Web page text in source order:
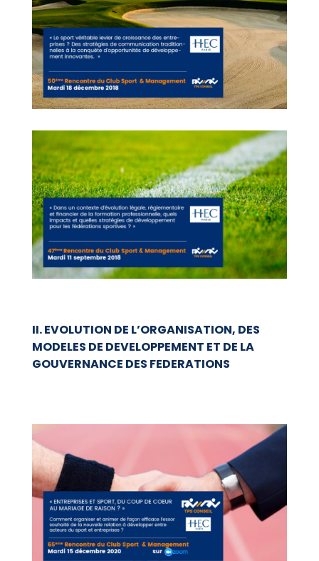
II. EVOLUTION DE L’ORGANISATION, DES
MODELES DE DEVELOPPEMENT ET DE LA
GOUVERNANCE DES FEDERATIONS